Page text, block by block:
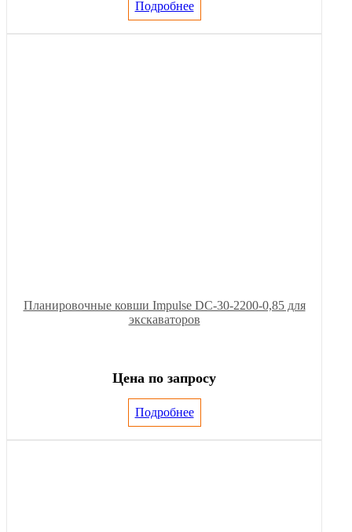
Подробнее
Планировочные ковши Impulse DC-30-2200-0,85 для
экскаваторов
Цена по запросу
Подробнее